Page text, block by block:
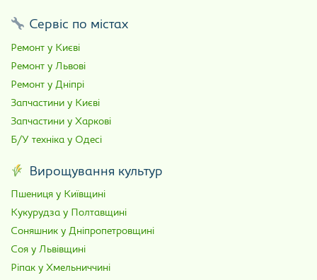
Сервіс по містах
Ремонт у Києві
Ремонт у Львові
Ремонт у Дніпрі
Запчастини у Києві
Запчастини у Харкові
Б/У техніка у Одесі
Вирощування культур
Пшениця у Київщині
Кукурудза у Полтавщині
Соняшник у Дніпропетровщині
Соя у Львівщині
Ріпак у Хмельниччині